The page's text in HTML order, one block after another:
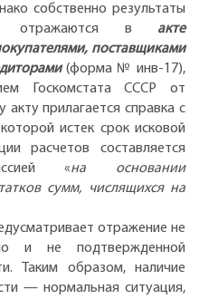
собственно результаты
отражаются в акте
поставщиками
(форма № инв-17),
Госкомстата СССР от
прилагается справка с
истек срок исковой
расчетов составляется
«на основании
сумм, числящихся на
отражение не
и не подтвержденной
Таким образом, наличие
— нормальная ситуация,